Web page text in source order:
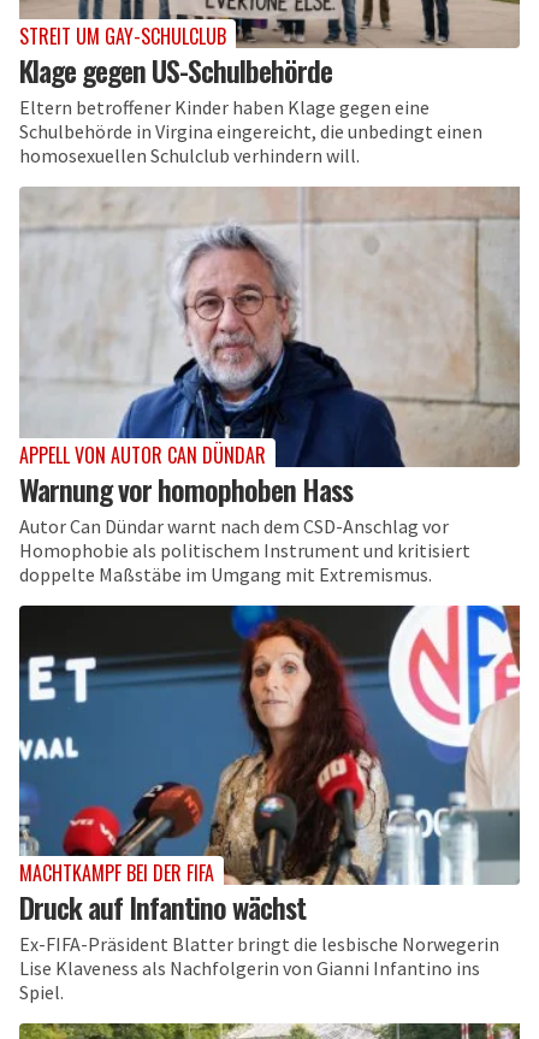
STREIT UM GAY-SCHULCLUB
Klage gegen US-Schulbehörde
Eltern betroffener Kinder haben Klage gegen eine
Schulbehörde in Virgina eingereicht, die unbedingt einen
homosexuellen Schulclub verhindern will.
APPELL VON AUTOR CAN DÜNDAR
Warnung vor homophoben Hass
Autor Can Dündar warnt nach dem CSD-Anschlag vor
Homophobie als politischem Instrument und kritisiert
doppelte Maßstäbe im Umgang mit Extremismus.
MACHTKAMPF BEI DER FIFA
Druck auf Infantino wächst
Ex-FIFA-Präsident Blatter bringt die lesbische Norwegerin
Lise Klaveness als Nachfolgerin von Gianni Infantino ins
Spiel.